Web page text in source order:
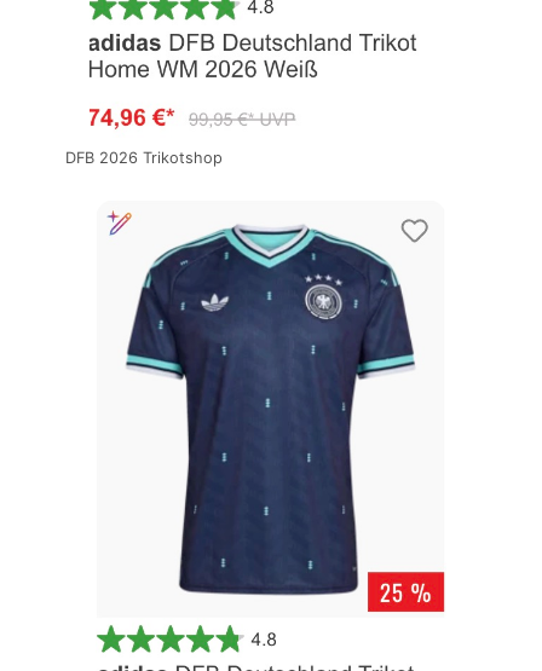
DFB 2026 Trikotshop